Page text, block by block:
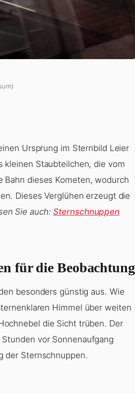
Ursprung im Sternbild Leier
kleinen Staubteilchen, die vom
Bahn dieses Kometen, wodurch
Dieses Verglühen erzeugt die
Sie auch:Sternschnuppen
für die Beobachtung
besonders günstig aus. Wie
Himmel über weiten
die Sicht trüben. Der
vor Sonnenaufgang
der Sternschnuppen.